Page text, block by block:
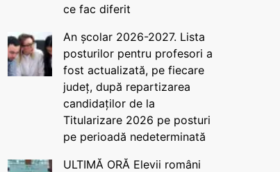
ce fac diferit
An școlar 2026-2027. Lista
posturilor pentru profesori a
fost actualizată, pe fiecare
județ, după repartizarea
candidaților de la
Titularizare 2026 pe posturi
pe perioadă nedeterminată
ULTIMĂ ORĂ Elevii români